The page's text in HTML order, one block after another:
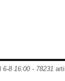
6-8 16:00- 78231